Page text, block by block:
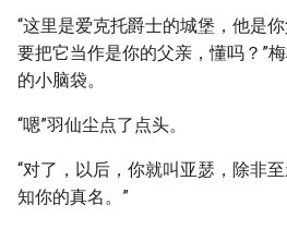
“这里是爱克托爵士的城堡，他是
要把它当作是你的父亲，懂吗？”
的小脑袋。
“嗯”羽仙尘点了点头。
“对了，以后，你就叫亚瑟，除非
知你的真名。”